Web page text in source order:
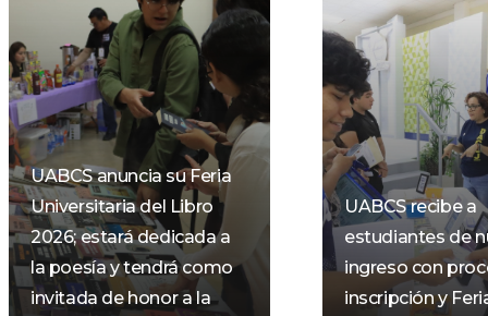
UABCS anuncia su Feria
Universitaria del Libro
2026; estará dedicada a
la poesía y tendrá como
invitada de honor a la
UABCS recibe a
estudiantes de
ingreso con
inscripción y